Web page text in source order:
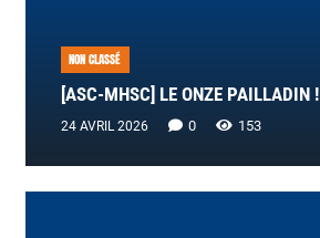
NON CLASSÉ
[ASC-MHSC] LE ONZE PAILLADIN !
24 AVRIL 2026 0 153